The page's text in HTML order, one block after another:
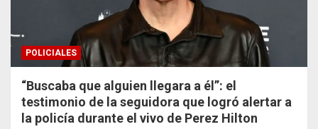
POLICIALES
“Buscaba que alguien llegara a él”: el
testimonio de la seguidora que logró alertar a
la policía durante el vivo de Perez Hilton